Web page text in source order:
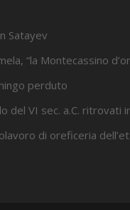
Satayev
“la Montecassino
perduto
del VI sec. a.C. ritrovati
di oreficeria